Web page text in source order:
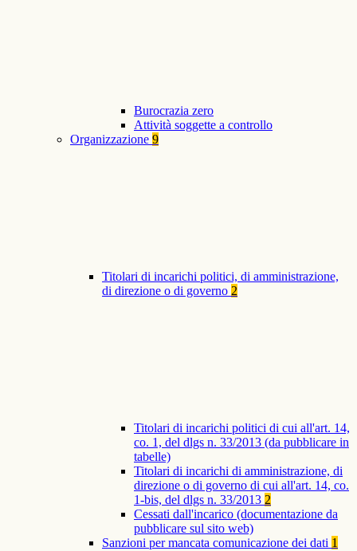
Burocrazia zero
Attività soggette a controllo
Organizzazione 9
Titolari di incarichi politici, di amministrazione,
di direzione o di governo 2
Titolari di incarichi politici di cui all'art. 14,
co. 1, del dlgs n. 33/2013 (da pubblicare in
tabelle)
Titolari di incarichi di amministrazione, di
direzione o di governo di cui all'art. 14, co.
1-bis, del dlgs n. 33/2013 2
Cessati dall'incarico (documentazione da
pubblicare sul sito web)
Sanzioni per mancata comunicazione dei dati 1